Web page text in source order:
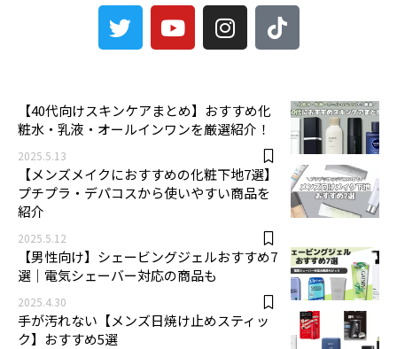
【40代向けスキンケアまとめ】おすすめ化
粧水・乳液・オールインワンを厳選紹介！
2025.5.13
【メンズメイクにおすすめの化粧下地7選】
プチプラ・デパコスから使いやすい商品を
紹介
2025.5.12
【男性向け】シェービングジェルおすすめ7
選｜電気シェーバー対応の商品も
2025.4.30
手が汚れない【メンズ日焼け止めスティッ
ク】おすすめ5選